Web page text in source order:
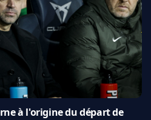
à l'origine du départ de